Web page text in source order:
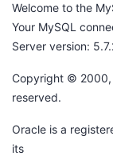
Welcome to the
Your MySQL
Server version:
Copyright © 2000,
reserved.
Oracle is a
its